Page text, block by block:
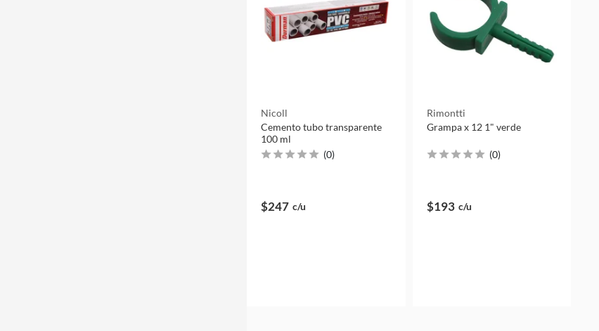
Nicoll
Cemento tubo transparente
100 ml
(0)
$247 c/u
Rimontti
Grampa x 12 1" verde
(0)
$193 c/u